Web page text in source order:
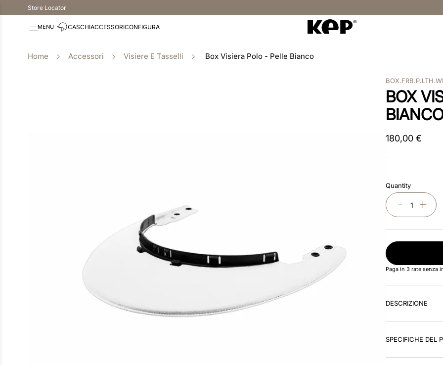
Store Locator
CASCHIACCESSORICONFIGURA
Accessori Visiere E Tasselli Box Visiera Polo - Pelle Bianco
BOX
180,00 €
Quantity
＋
－
Paga in 3 rate senza
DESCRIZIONE
SPECIFICHE DEL